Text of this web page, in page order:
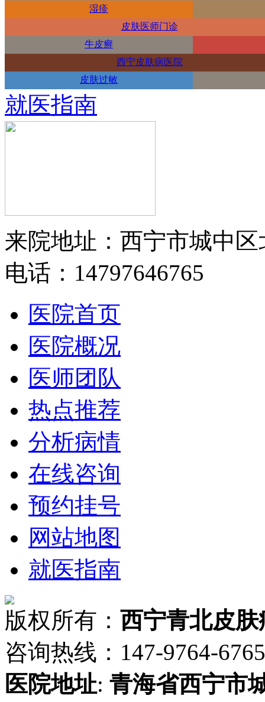
湿疹
皮肤医师门诊
牛皮癣
西宁皮肤病医院
皮肤过敏
就医指南
来院地址：西宁市城中区
电话：14797646765
医院首页
医院概况
医师团队
热点推荐
分析病情
在线咨询
预约挂号
网站地图
就医指南
版权所有： 西宁青北皮肤
咨询热线：147-9764-
医院地址: 青海省西宁市